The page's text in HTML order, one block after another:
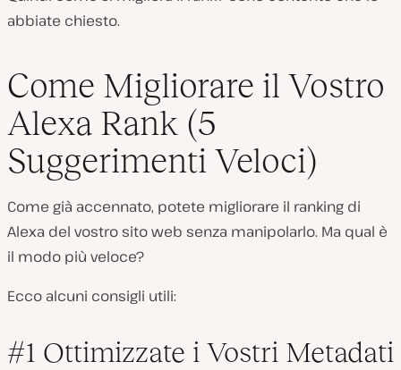
abbiate chiesto.
Come Migliorare il Vostro
Alexa Rank (5
Suggerimenti Veloci)
Come già accennato, potete migliorare il ranking di
Alexa del vostro sito web senza manipolarlo. Ma qual è
il modo più veloce?
Ecco alcuni consigli utili:
#1 Ottimizzate i Vostri Metadati